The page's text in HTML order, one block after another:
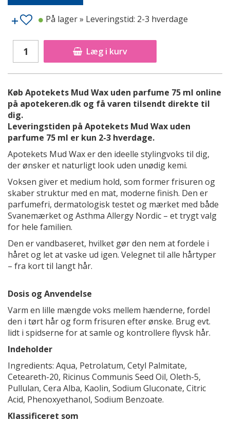
Læg i kurv
På lager» Leveringstid: 2-3 hverdage
Køb Apotekets Mud Wax uden parfume 75 ml online
på apotekeren.dk og få varen tilsendt direkte til
dig.
Leveringstiden på Apotekets Mud Wax uden
parfume 75 ml er kun 2-3 hverdage.
Apotekets Mud Wax er den ideelle stylingvoks til dig,
der ønsker et naturligt look uden unødig kemi.
Voksen giver et medium hold, som former frisuren og
skaber struktur med en mat, moderne finish. Den er
parfumefri, dermatologisk testet og mærket med både
Svanemærket og Asthma Allergy Nordic – et trygt valg
for hele familien.
Den er vandbaseret, hvilket gør den nem at fordele i
håret og let at vaske ud igen. Velegnet til alle hårtyper
– fra kort til langt hår.
Dosis og Anvendelse
Varm en lille mængde voks mellem hænderne, fordel
den i tørt hår og form frisuren efter ønske. Brug evt.
lidt i spidserne for at samle og kontrollere flyvsk hår.
Indeholder
Ingredients: Aqua, Petrolatum, Cetyl Palmitate,
Ceteareth-20, Ricinus Communis Seed Oil, Oleth-5,
Pullulan, Cera Alba, Kaolin, Sodium Gluconate, Citric
Acid, Phenoxyethanol, Sodium Benzoate.
Klassificeret som